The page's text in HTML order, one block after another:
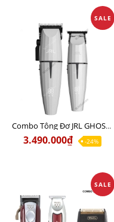
SALE
Combo Tông Đơ JRL GHOST 1 Limited Edition Chính Hãng USA
3.490.000₫ -24%
SALE